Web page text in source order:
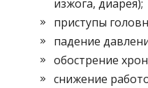
изжога, диарея);
приступы
падение
обострение
снижение